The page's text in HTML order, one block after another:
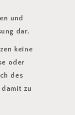
und
dar.
keine
oder
des
zu